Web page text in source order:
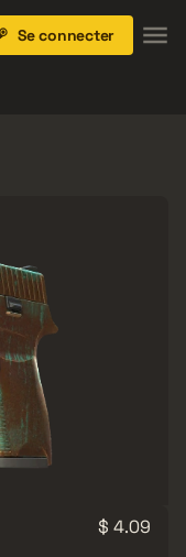
Se connecter
$ 4.09